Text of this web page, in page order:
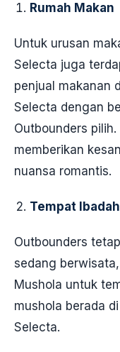
Rumah Makan
Untuk urusan
Selecta juga
penjual makanan
Selecta dengan
Outbounders
memberikan
nuansa romantis.
Tempat Ibadah
Outbounders
sedang
Mushola untuk
mushola berada
Selecta.